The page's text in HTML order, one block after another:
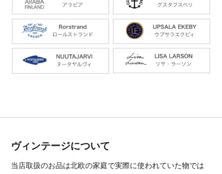
ヴィンテージについて
当店取扱のお品は北欧の家庭で実際に使われていた物では